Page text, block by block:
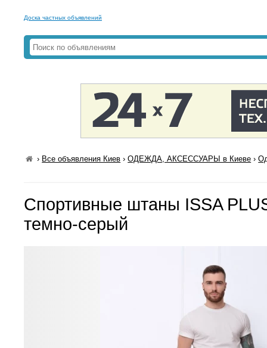
Доска частных объявлений
› Все объявления Киев ›ОДЕЖДА, АКСЕССУАРЫ в Киеве ›
Спортивные штаны ISSA
темно-серый